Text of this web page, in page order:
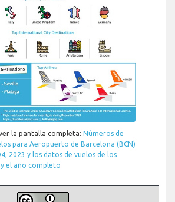
la pantalla completa: Números de
para Aeropuerto de Barcelona (BCN)
2023 y los datos de vuelos de los
el año completo